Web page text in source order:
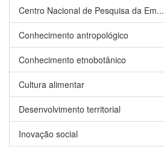
Centro Nacional de Pesquisa da Em...
Conhecimento antropológico
Conhecimento etnobotânico
Cultura alimentar
Desenvolvimento territorial
Inovação social